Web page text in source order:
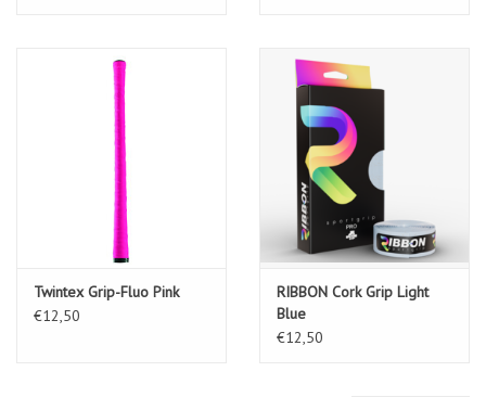
Twintex Grip-Fluo Pink
€12,50
RIBBON Cork Grip Light
Blue
€12,50